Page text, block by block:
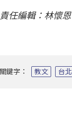
責任編輯：林懷恩
關鍵字： 教文 台北